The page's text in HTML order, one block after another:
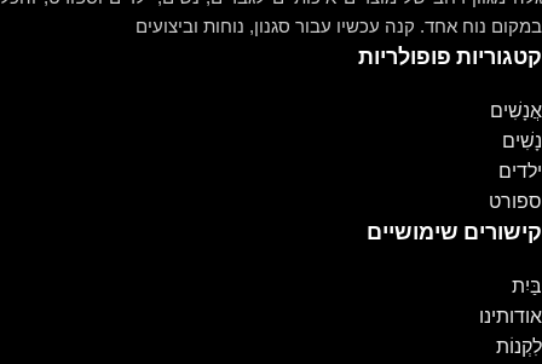
במקום נוח אחד. קנה עכשיו עבור סגנון, נוחות וביצועים
קטגוריות פופולריות
אֲנָשִׁים
נָשִׁים
ילדים
ספורט
קישורים שימושיים
בַּיִת
אודותינו
לִקְנוֹת